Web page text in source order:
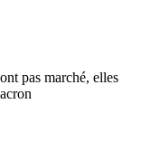
pas marché, elles